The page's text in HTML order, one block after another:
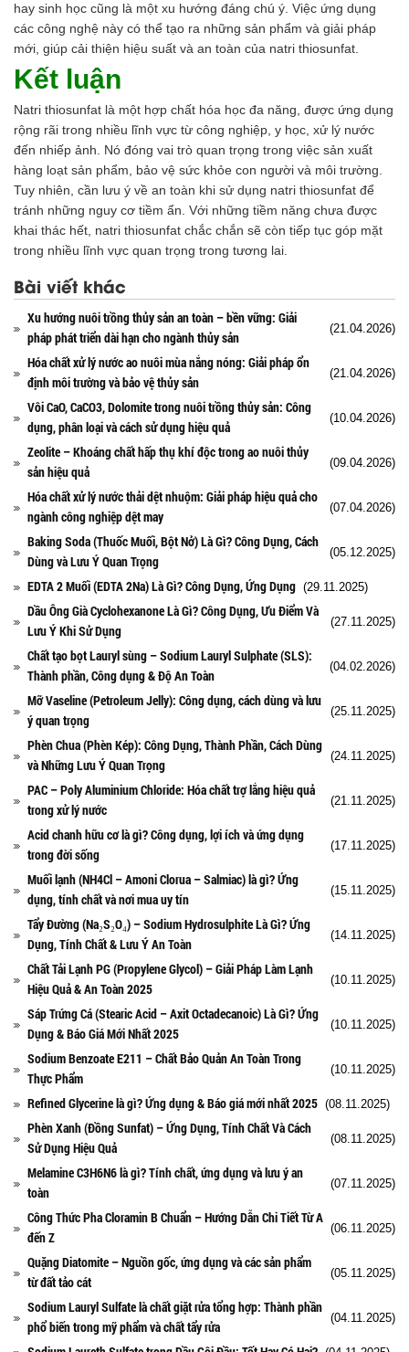
hay sinh học cũng là một xu hướng đáng chú ý. Việc ứng dụng
các công nghệ này có thể tạo ra những sản phẩm và giải pháp
mới, giúp cải thiện hiệu suất và an toàn của natri thiosunfat.
Kết luận
Natri thiosunfat là một hợp chất hóa học đa năng, được ứng dụng
rộng rãi trong nhiều lĩnh vực từ công nghiệp, y học, xử lý nước
đến nhiếp ảnh. Nó đóng vai trò quan trọng trong việc sản xuất
hàng loạt sản phẩm, bảo vệ sức khỏe con người và môi trường.
Tuy nhiên, cần lưu ý về an toàn khi sử dụng natri thiosunfat để
tránh những nguy cơ tiềm ẩn. Với những tiềm năng chưa được
khai thác hết, natri thiosunfat chắc chắn sẽ còn tiếp tục góp mặt
trong nhiều lĩnh vực quan trọng trong tương lai.
Bài viết khác
Xu hướng nuôi trồng thủy sản an toàn – bền vững: Giải
pháp phát triển dài hạn cho ngành thủy sản
(21.04.2026)
Hóa chất xử lý nước ao nuôi mùa nắng nóng: Giải pháp ổn
định môi trường và bảo vệ thủy sản
(21.04.2026)
Vôi CaO, CaCO3, Dolomite trong nuôi trồng thủy sản: Công
dụng, phân loại và cách sử dụng hiệu quả
(10.04.2026)
Zeolite – Khoáng chất hấp thụ khí độc trong ao nuôi thủy
sản hiệu quả
(09.04.2026)
Hóa chất xử lý nước thải dệt nhuộm: Giải pháp hiệu quả cho
ngành công nghiệp dệt may
(07.04.2026)
Baking Soda (Thuốc Muối, Bột Nở) Là Gì? Công Dụng, Cách
Dùng và Lưu Ý Quan Trọng
(05.12.2025)
EDTA 2 Muối (EDTA 2Na) Là Gì? Công Dụng, Ứng Dụng (29.11.2025)
Dầu Ông Già Cyclohexanone Là Gì? Công Dụng, Ưu Điểm Và
Lưu Ý Khi Sử Dụng
(27.11.2025)
Chất tạo bọt Lauryl sùng – Sodium Lauryl Sulphate (SLS):
Thành phần, Công dụng & Độ An Toàn
(04.02.2026)
Mỡ Vaseline (Petroleum Jelly): Công dụng, cách dùng và lưu
ý quan trọng
(25.11.2025)
Phèn Chua (Phèn Kép): Công Dụng, Thành Phần, Cách Dùng
và Những Lưu Ý Quan Trọng
(24.11.2025)
PAC – Poly Aluminium Chloride: Hóa chất trợ lắng hiệu quả
trong xử lý nước
(21.11.2025)
Acid chanh hữu cơ là gì? Công dụng, lợi ích và ứng dụng
trong đời sống
(17.11.2025)
Muối lạnh (NH4Cl – Amoni Clorua – Salmiac) là gì? Ứng
dụng, tính chất và nơi mua uy tín
(15.11.2025)
Tẩy Đường (Na₂S₂O₄) – Sodium Hydrosulphite Là Gì? Ứng
Dụng, Tính Chất & Lưu Ý An Toàn
(14.11.2025)
Chất Tải Lạnh PG (Propylene Glycol) – Giải Pháp Làm Lạnh
Hiệu Quả & An Toàn 2025
(10.11.2025)
Sáp Trứng Cá (Stearic Acid – Axit Octadecanoic) Là Gì? Ứng
Dụng & Báo Giá Mới Nhất 2025
(10.11.2025)
Sodium Benzoate E211 – Chất Bảo Quản An Toàn Trong
Thực Phẩm
(10.11.2025)
Refined Glycerine là gì? Ứng dụng & Báo giá mới nhất 2025 (08.11.2025)
Phèn Xanh (Đồng Sunfat) – Ứng Dụng, Tính Chất Và Cách
Sử Dụng Hiệu Quả
(08.11.2025)
Melamine C3H6N6 là gì? Tính chất, ứng dụng và lưu ý an
toàn
(07.11.2025)
Công Thức Pha Cloramin B Chuẩn – Hướng Dẫn Chi Tiết Từ A
đến Z
(06.11.2025)
Quặng Diatomite – Nguồn gốc, ứng dụng và các sản phẩm
từ đất tảo cát
(05.11.2025)
Sodium Lauryl Sulfate là chất giặt rửa tổng hợp: Thành phần
phổ biến trong mỹ phẩm và chất tẩy rửa
(04.11.2025)